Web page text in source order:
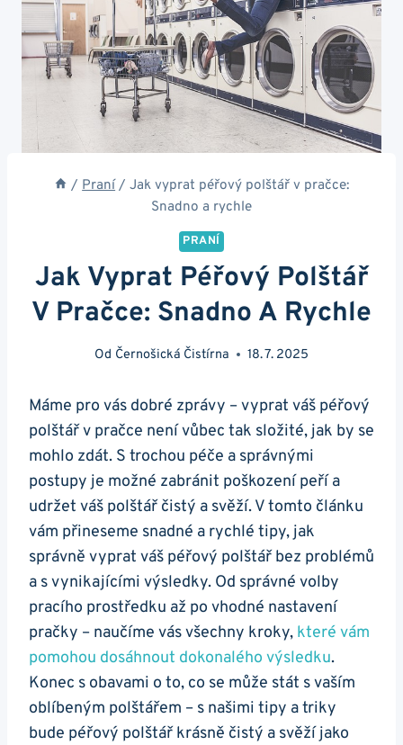
/ Praní / Jak vyprat péřový polštář v pračce:
Snadno a rychle
PRANÍ
Jak Vyprat Péřový Polštář
V Pračce: Snadno A Rychle
Od Černošická Čistírna 18. 7. 2025
Máme pro vás dobré zprávy – vyprat váš péřový
polštář v pračce není vůbec tak složité, jak by se
mohlo zdát. S trochou péče a správnými
postupy je možné zabránit poškození peří a
udržet váš polštář čistý a svěží. V tomto článku
vám přineseme snadné a rychlé tipy, jak
správně vyprat váš péřový polštář bez problémů
a s vynikajícími výsledky. Od správné volby
pracího prostředku až po vhodné nastavení
pračky – naučíme vás všechny kroky, které vám
pomohou dosáhnout dokonalého výsledku.
Konec s obavami o to, co se může stát s vaším
oblíbeným polštářem – s našimi tipy a triky
bude péřový polštář krásně čistý a svěží jako